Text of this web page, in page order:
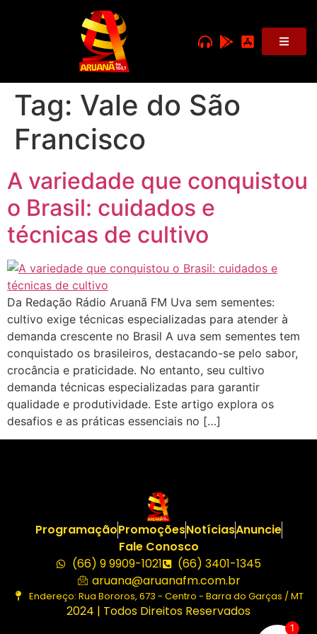
Tag: Vale do São
Francisco
A variedade que conquistou
o Brasil: cuidados e
técnicas de cultivo
Da Redação Rádio Aruanã FM Uva sem sementes:
cultivo exige técnicas especializadas para atender à
demanda crescente no Brasil A uva sem sementes tem
conquistado os brasileiros, destacando-se pelo sabor,
crocância e praticidade. No entanto, seu cultivo
demanda técnicas especializadas para garantir
qualidade e produtividade. Este artigo explora os
desafios e as práticas essenciais no […]
ProgramaçãoPromoçõesNotíciasAnuncie
Fale Conosco
(66) 9 9909-1021
(66) 3401-1345
aruana@aruanafm.com.br
Endereço: Rua Bororos, 673 - Centro - Barra do Garças / MT
2024 | Todos Direitos Reservados
1